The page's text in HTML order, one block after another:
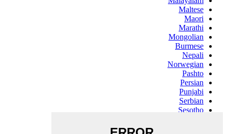
Maltese
Maori
Marathi
Mongolian
Burmese
Nepali
Norwegian
Pashto
Persian
Punjabi
Serbian
Sesotho